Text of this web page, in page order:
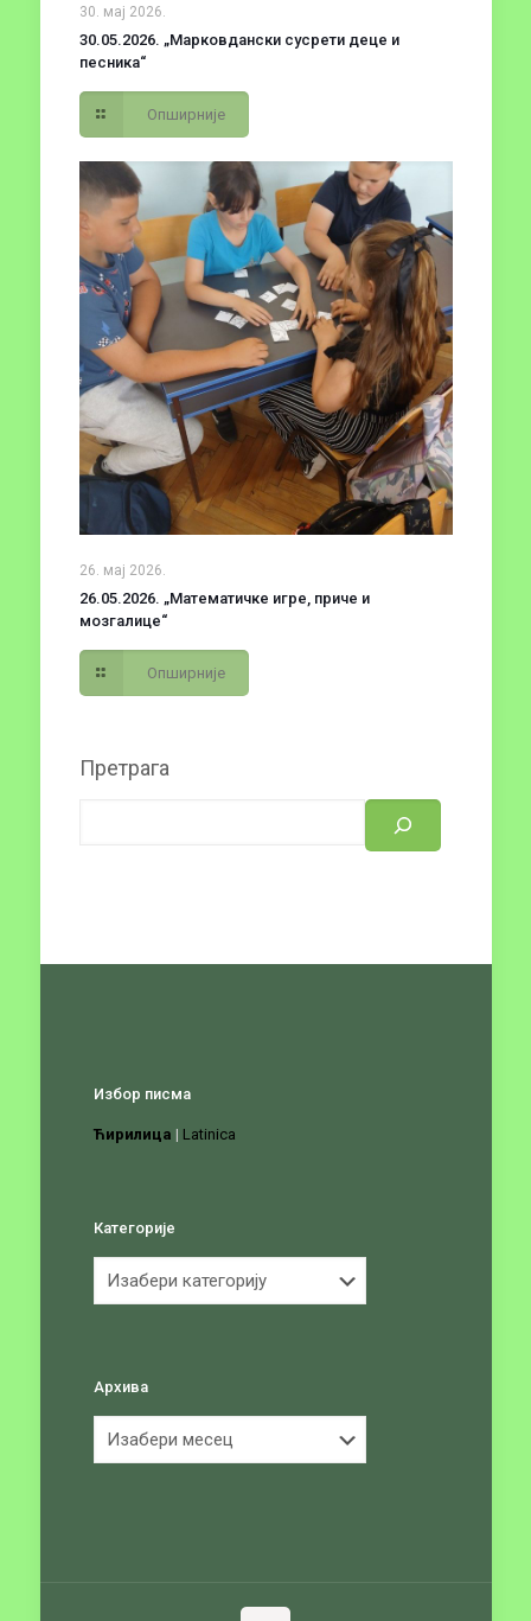
30. мај 2026.
30.05.2026. „Марковдански сусрети деце и
песника“
Опширније
26. мај 2026.
26.05.2026. „Математичке игре, приче и
мозгалице“
Опширније
Претрага
Избор писма
Ћирилица | Latinica
Категорије
Архива